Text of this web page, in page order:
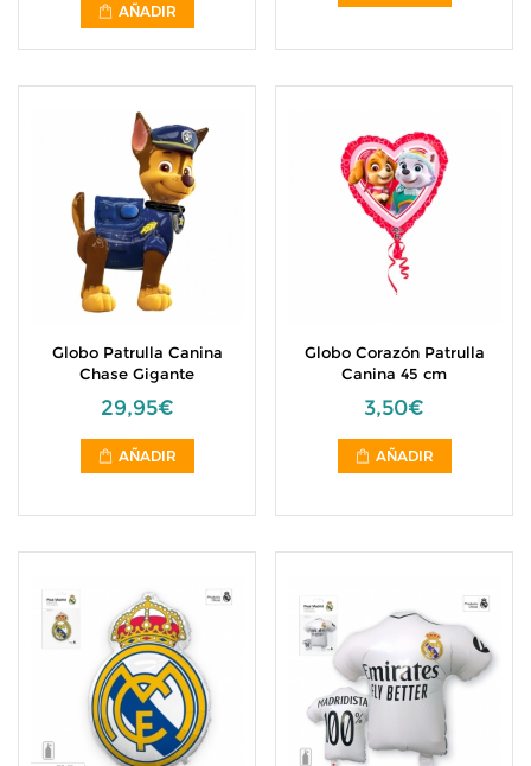
AÑADIR
Globo Patrulla Canina
Chase Gigante
29,95€
AÑADIR
Globo Corazón Patrulla
Canina 45 cm
3,50€
AÑADIR